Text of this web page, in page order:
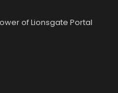
of Lionsgate Portal